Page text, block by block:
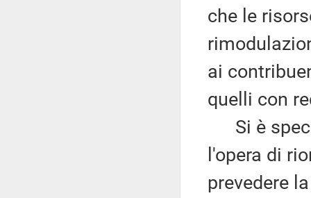
che le
ai
quelli con
Si è
l'opera di
prevedere